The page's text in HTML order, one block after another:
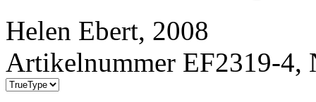
Helen Ebert, 2008
Artikelnummer EF2319-4,